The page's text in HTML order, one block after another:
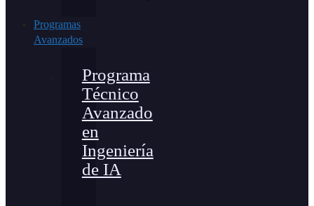
Programas
Avanzados
Programa
Técnico
Avanzado
en
Ingeniería
de IA